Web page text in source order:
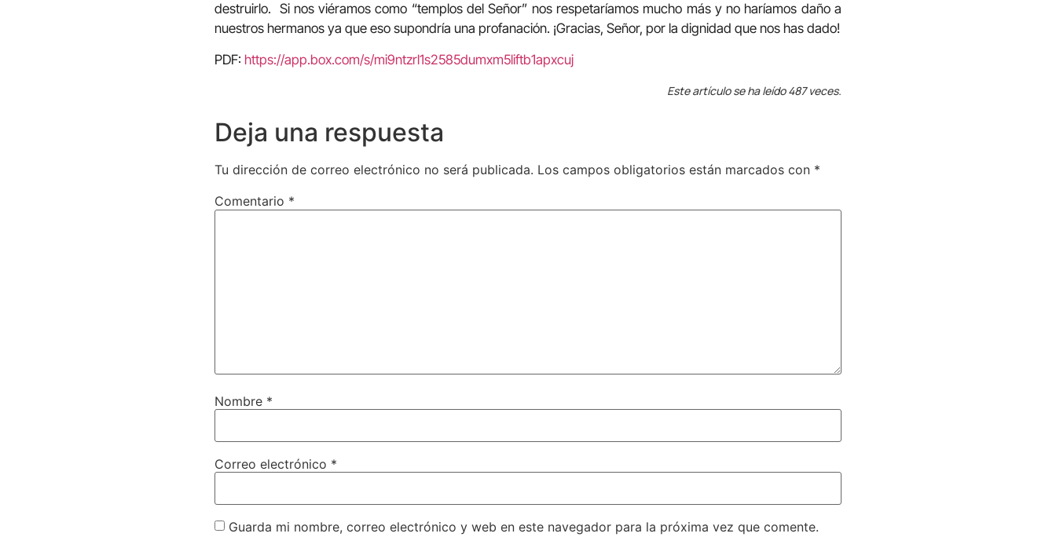
destruirlo. Si nos viéramos como “templos del Señor” nos respetaríamos mucho más y no haríamos daño a
nuestros hermanos ya que eso supondría una profanación. ¡Gracias, Señor, por la dignidad que nos has dado!
PDF: https://app.box.com/s/mi9ntzrl1s2585dumxm5liftb1apxcuj
Este artículo se ha leído 487 veces.
Deja una respuesta
Tu dirección de correo electrónico no será publicada. Los campos obligatorios están marcados con *
Comentario *
Nombre *
Correo electrónico *
Guarda mi nombre, correo electrónico y web en este navegador para la próxima vez que comente.